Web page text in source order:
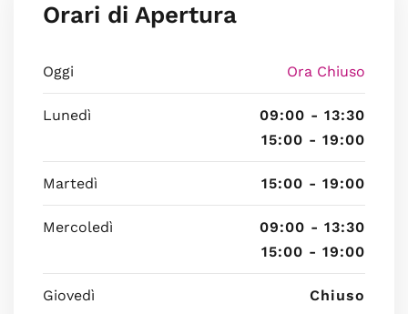
Orari di Apertura
Oggi Ora Chiuso
Lunedì
09:00 - 13:30
15:00 - 19:00
Martedì 15:00 - 19:00
Mercoledì
09:00 - 13:30
15:00 - 19:00
Giovedì Chiuso